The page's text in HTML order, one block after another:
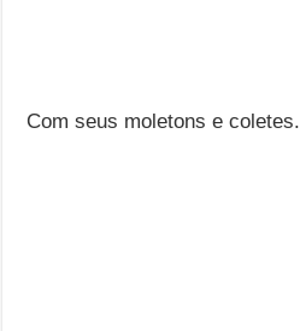
Com seus moletons e coletes.